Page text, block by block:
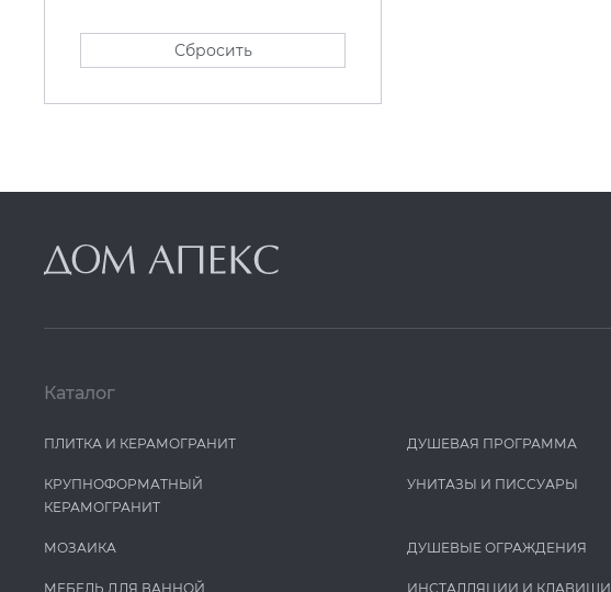
Сбросить
Каталог
ПЛИТКА И КЕРАМОГРАНИТ
КРУПНОФОРМАТНЫЙ
КЕРАМОГРАНИТ
МОЗАИКА
МЕБЕЛЬ ДЛЯ ВАННОЙ
ДУШЕВАЯ ПРОГРАММА
УНИТАЗЫ И ПИCCУАРЫ
ДУШЕВЫЕ ОГРАЖДЕНИЯ
ИНСТАЛЛЯЦИИ И КЛАВИШИ